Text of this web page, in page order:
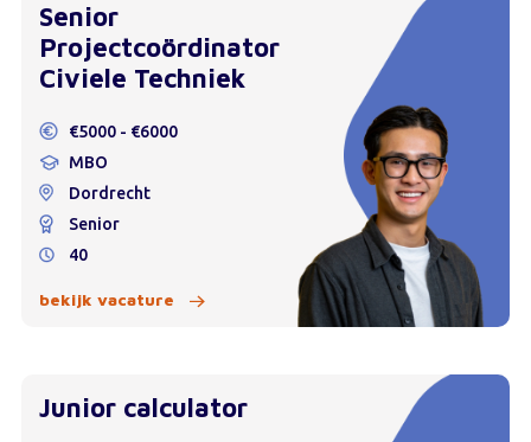
Senior
Projectcoördinator
Civiele Techniek
€5000 - €6000
MBO
Dordrecht
Senior
40
bekijk vacature
Junior calculator